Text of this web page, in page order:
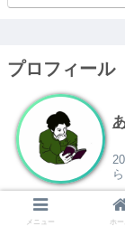
プロフィール
メニュー ホー